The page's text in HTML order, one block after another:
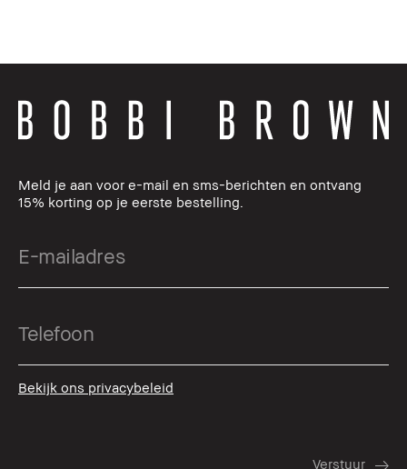
Meld je aan voor e-mail en sms-berichten en ontvang
15% korting op je eerste bestelling.
Bekijk ons privacybeleid